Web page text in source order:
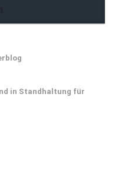
in Standhaltung für